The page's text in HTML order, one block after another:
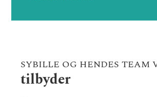
SYBILLE OG HENDES TEAM
tilbyder